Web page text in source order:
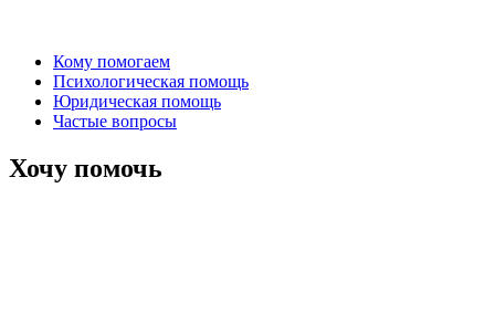
Кому помогаем
Психологическая помощь
Юридическая помощь
Частые вопросы
Хочу помочь